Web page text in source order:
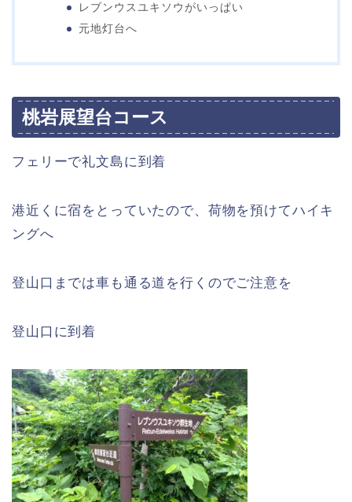
レブンウスユキソウがいっぱい
元地灯台へ
桃岩展望台コース
フェリーで礼文島に到着
港近くに宿をとっていたので、荷物を預けてハイキ
ングへ
登山口までは車も通る道を行くのでご注意を
登山口に到着